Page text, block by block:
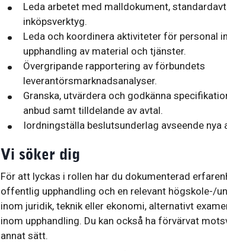
Leda arbetet med malldokument,
inköpsverktyg.
Leda och koordinera aktiviteter för personal
upphandling av material och tjänster.
Övergripande rapportering av förbundets
leverantörsmarknadsanalyser.
Granska, utvärdera och godkänna
anbud samt tilldelande av avtal.
Iordningställa beslutsunderlag avseende nya
Vi söker dig
För att lyckas i rollen har du dokumenterad
offentlig upphandling och en relevant högskole-/
inom juridik, teknik eller ekonomi, alternativt
inom upphandling. Du kan också ha förvärvat
annat sätt.